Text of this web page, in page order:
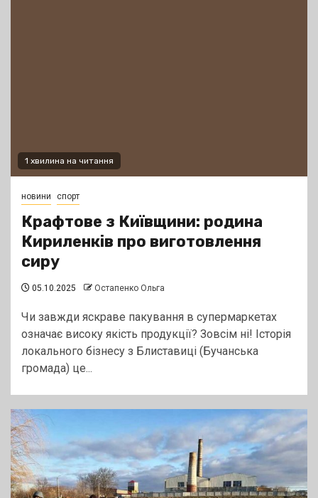
1 хвилина на читання
новини спорт
Крафтове з Київщини: родина
Кириленків про виготовлення
сиру
05.10.2025 Остапенко Ольга
Чи завжди яскраве пакування в супермаркетах
означає високу якість продукції? Зовсім ні! Історія
локального бізнесу з Блиставиці (Бучанська
громада) це...